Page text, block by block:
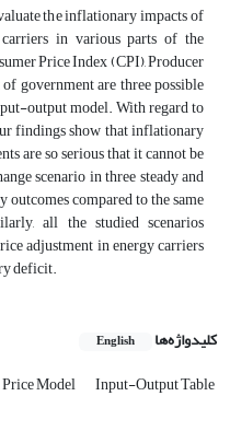
the inflationary impacts of
in various parts of the
Price Index (CPI), Producer
government are three possible
output model. With regard to
findings show that inflationary
are so serious that it cannot be
scenario in three steady and
compared to the same
all the studied scenarios
adjustment in energy carriers
deficit.
کلیدواژه‌ها English
Model Input-Output Table